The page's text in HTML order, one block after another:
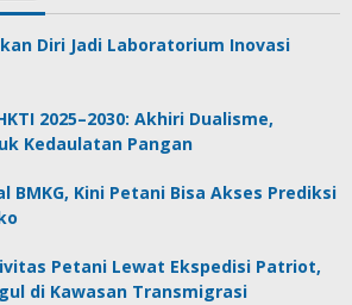
Diri Jadi Laboratorium Inovasi
2025–2030: Akhiri Dualisme,
Kedaulatan Pangan
Kini Petani Bisa Akses Prediksi
Petani Lewat Ekspedisi Patriot,
di Kawasan Transmigrasi